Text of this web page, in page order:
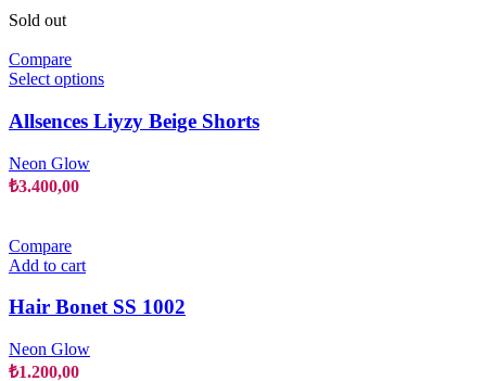
the
page
Sold out
Compare
Select optionsThis
has
multiple
product
Allsences Liyzy Beige Shorts
Neon Glow
₺3.400,00
Compare
Add to cart
Hair Bonet SS 1002
Neon Glow
₺1.200,00